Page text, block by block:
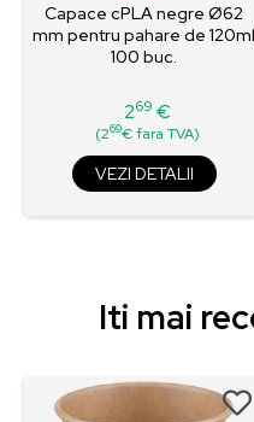
Capace cPLA negre Ø62
mm pentru pahare de 120ml
100 buc.
Pret
269 €
(269€ fara TVA)
VEZI DETALII
Iti mai